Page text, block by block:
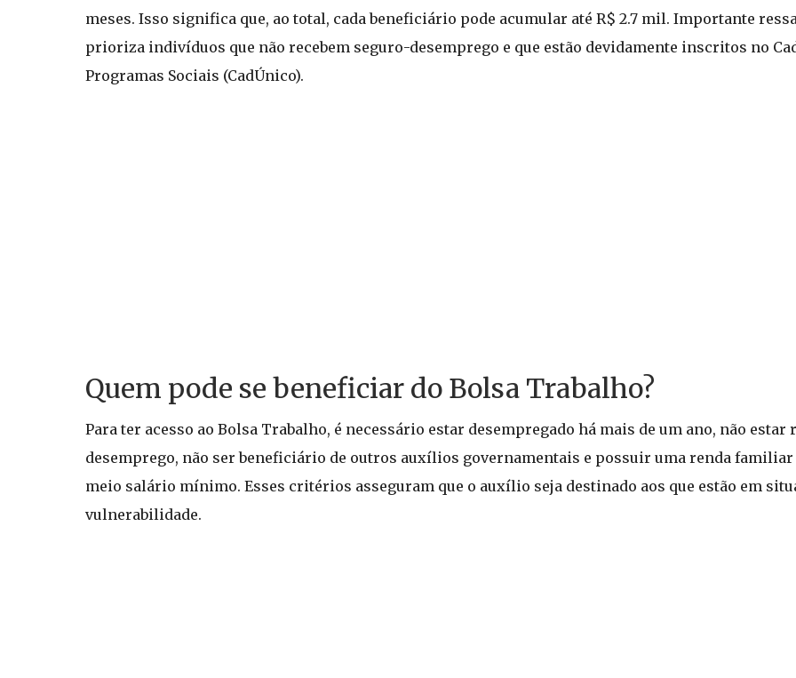
meses. Isso significa que, ao total, cada beneficiário pode acumular até R$ 2.7 mil. Importante
prioriza indivíduos que não recebem seguro-desemprego e que estão devidamente inscritos no
Programas Sociais (CadÚnico).
Quem pode se beneficiar do Bolsa Trabalho?
Para ter acesso ao Bolsa Trabalho, é necessário estar desempregado há mais de um ano, não estar
desemprego, não ser beneficiário de outros auxílios governamentais e possuir uma renda familiar
meio salário mínimo. Esses critérios asseguram que o auxílio seja destinado aos que estão em
vulnerabilidade.